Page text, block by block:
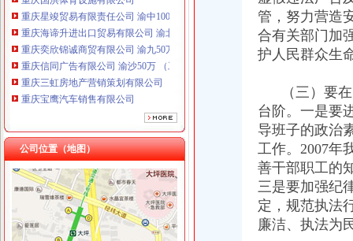
重庆星竣贸易有限责任公司 渝中100万 （进出口权）
重庆海谛升进出口贸易有限公司 渝北100万 （进出口权）
重庆奕欣锦诚商贸有限公司 渝九50万 （工商注册）
重庆信同广告有限公司 渝沙50万 （工商注册）
重庆三虹房地产营销策划有限公司
重庆宝鹰汽车销售有限公司
重庆鸽牌电线电缆有限公司 渝北10010万 (进出口权)
重庆傲志众达投资咨询有限责任公司 渝九1000万 （增资）
重庆臣夫商贸有限公司 （执照专让）
重庆卿倾商贸有限责任公司 渝江100万 （工商注册）
重庆国洪体育设施有限公司
重庆星竣贸易有限责任公司 渝中100万 （进出口权）
重庆海谛升进出口贸易有限公司 渝北100万 （进出口权）
重庆奕欣锦诚商贸有限公司 渝九50万 （工商注册）
重庆信同广告有限公司 渝沙50万 （工商注册）
公司位置（地图）
工商动态
李晞朦副局一般纳税人公司条件长参加九龙坡区驰名著名商标表彰会
梁平局消委六项措施推进“黄金周”一般纳税人认定标准维权工作
经开园局一般纳税人公司注册四项措施开展合同格式条款监督备案工作
管，努力营造
合有关部门加
护人民群众生
（三）要在
台阶。一是要
导班子的政治
工作。2007年
善干部职工的
三是要加强纪
定，规范执法
廉洁、执法为